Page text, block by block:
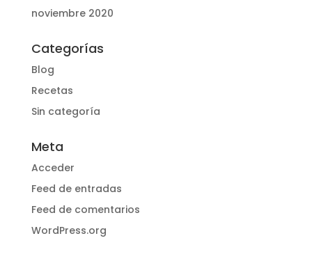
noviembre 2020
Categorías
Blog
Recetas
Sin categoría
Meta
Acceder
Feed de entradas
Feed de comentarios
WordPress.org